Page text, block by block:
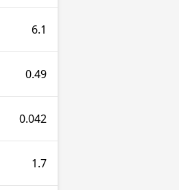
6.1
0.49
0.042
1.7